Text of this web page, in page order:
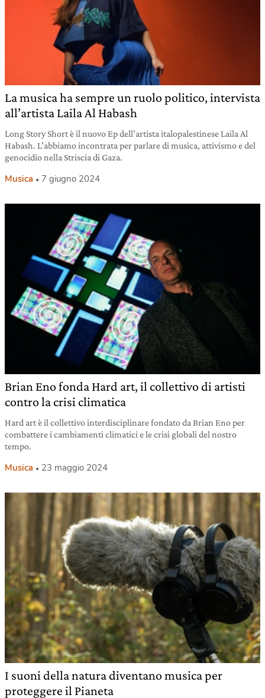
La musica ha sempre un ruolo politico, intervista
all’artista Laila Al Habash
Long Story Short è il nuovo Ep dell’artista italopalestinese Laila Al
Habash. L’abbiamo incontrata per parlare di musica, attivismo e del
genocidio nella Striscia di Gaza.
Musica 7 giugno 2024
Brian Eno fonda Hard art, il collettivo di artisti
contro la crisi climatica
Hard art è il collettivo interdisciplinare fondato da Brian Eno per
combattere i cambiamenti climatici e le crisi globali del nostro
tempo.
Musica 23 maggio 2024
I suoni della natura diventano musica per
proteggere il Pianeta